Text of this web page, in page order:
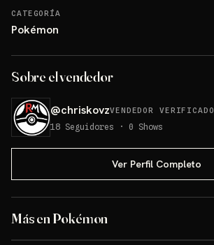
CATEGORÍA
Pokémon
Sobre el vendedor
@chriskovzVENDEDOR VERIFICADO
18 Seguidores · 0 Shows
Ver Perfil Completo
Más en Pokémon